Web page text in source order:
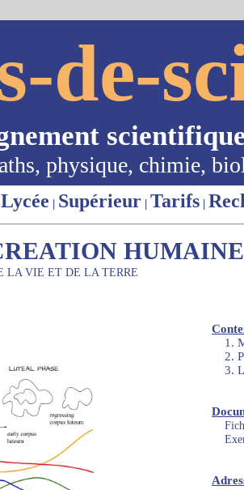
de-
physique, chimie,
Lycée | Supérieur | Tarifs |
HUMAINE
LA VIE ET DE LA TERRE
1.
2.
3.